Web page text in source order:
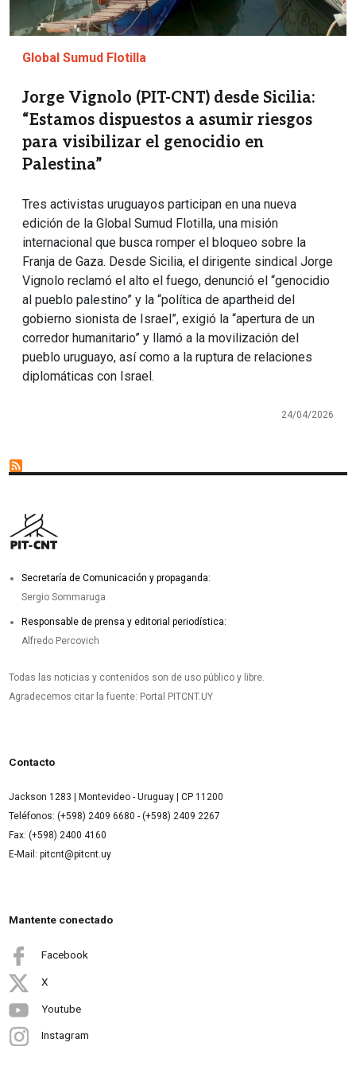
Global Sumud Flotilla
Jorge Vignolo (PIT-CNT) desde Sicilia:
“Estamos dispuestos a asumir riesgos
para visibilizar el genocidio en
Palestina”
Tres activistas uruguayos participan en una nueva
edición de la Global Sumud Flotilla, una misión
internacional que busca romper el bloqueo sobre la
Franja de Gaza. Desde Sicilia, el dirigente sindical Jorge
Vignolo reclamó el alto el fuego, denunció el “genocidio
al pueblo palestino” y la “política de apartheid del
gobierno sionista de Israel”, exigió la “apertura de un
corredor humanitario” y llamó a la movilización del
pueblo uruguayo, así como a la ruptura de relaciones
diplomáticas con Israel.
24/04/2026
Secretaría de Comunicación y propaganda:
Sergio Sommaruga
Responsable de prensa y editorial periodística:
Alfredo Percovich
Todas las noticias y contenidos son de uso público y libre.
Agradecemos citar la fuente: Portal PITCNT.UY
Contacto
Jackson 1283 | Montevideo - Uruguay | CP 11200
Teléfonos: (+598) 2409 6680 - (+598) 2409 2267
Fax: (+598) 2400 4160
E-Mail: pitcnt@pitcnt.uy
Mantente conectado
Facebook
X
Youtube
Instagram